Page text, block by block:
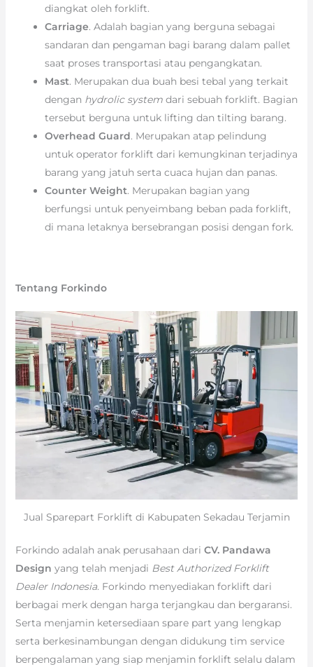
diangkat oleh forklift.
Carriage. Adalah bagian yang berguna sebagai
sandaran dan pengaman bagi barang dalam pallet
saat proses transportasi atau pengangkatan.
Mast. Merupakan dua buah besi tebal yang terkait
dengan hydrolic systemdari sebuah forklift. Bagian
tersebut berguna untuk lifting dan tilting barang.
Overhead Guard. Merupakan atap pelindung
untuk operator forklift dari kemungkinan terjadinya
barang yang jatuh serta cuaca hujan dan panas.
Counter Weight. Merupakan bagian yang
berfungsi untuk penyeimbang beban pada forklift,
di mana letaknya bersebrangan posisi dengan fork.
Tentang Forkindo
Jual Sparepart Forklift di Kabupaten Sekadau Terjamin
Forkindo adalah anak perusahaan dari CV. Pandawa
Design yang telah menjadi Best Authorized Forklift
Dealer Indonesia. Forkindo menyediakan forklift dari
berbagai merk dengan harga terjangkau dan bergaransi.
Serta menjamin ketersediaan spare part yang lengkap
serta berkesinambungan dengan didukung tim service
berpengalaman yang siap menjamin forklift selalu dalam